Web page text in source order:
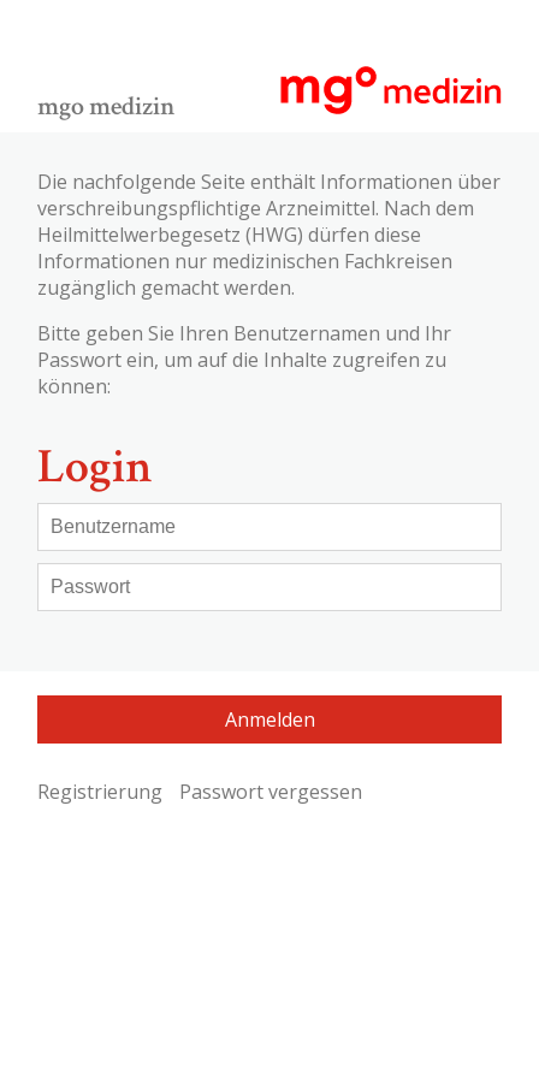
mgo medizin
Die nachfolgende Seite enthält Informationen über
verschreibungspflichtige Arzneimittel. Nach dem
Heilmittelwerbegesetz (HWG) dürfen diese
Informationen nur medizinischen Fachkreisen
zugänglich gemacht werden.
Bitte geben Sie Ihren Benutzernamen und Ihr
Passwort ein, um auf die Inhalte zugreifen zu
können:
Login
Registrierung Passwort vergessen